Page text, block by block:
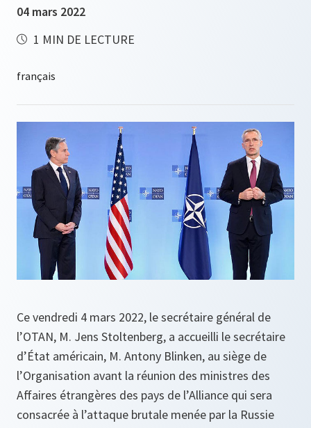
04 mars 2022
1 MIN DE LECTURE
Ce vendredi 4 mars 2022, le secrétaire général de
l’OTAN, M. Jens Stoltenberg, a accueilli le secrétaire
d’État américain, M. Antony Blinken, au siège de
l’Organisation avant la réunion des ministres des
Affaires étrangères des pays de l’Alliance qui sera
consacrée à l’attaque brutale menée par la Russie